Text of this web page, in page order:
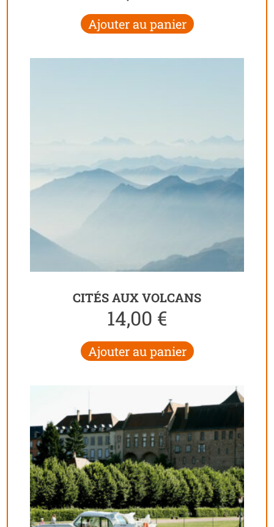
Ajouter au panier
CITÉS AUX VOLCANS
14,00 €
Ajouter au panier